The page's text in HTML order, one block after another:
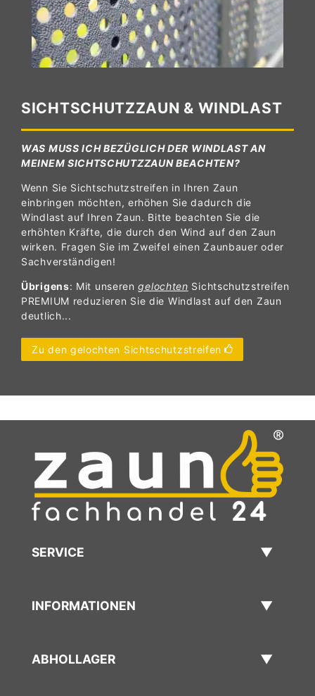
SICHTSCHUTZZAUN & WINDLAST
WAS MUSS ICH BEZÜGLICH DER WINDLAST AN
MEINEM SICHTSCHUTZZAUN BEACHTEN?
Wenn Sie Sichtschutzstreifen in Ihren Zaun
einbringen möchten, erhöhen Sie dadurch die
Windlast auf Ihren Zaun. Bitte beachten Sie die
erhöhten Kräfte, die durch den Wind auf den Zaun
wirken. Fragen Sie im Zweifel einen Zaunbauer oder
Sachverständigen!
Übrigens: Mit unserengelochten Sichtschutzstreifen
PREMIUM reduzieren Sie die Windlast auf den Zaun
deutlich...
Zu den gelochten Sichtschutzstreifen
SERVICE
INFORMATIONEN
ABHOLLAGER